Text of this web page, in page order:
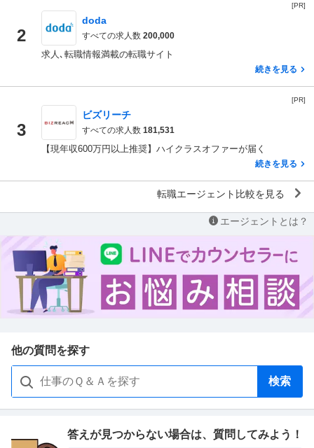
[PR]
2
doda
すべての求人数 200,000
求人､転職情報満載の転職サイト
続きを見る
[PR]
3
ビズリーチ
すべての求人数 181,531
【現年収600万円以上推奨】ハイクラスオファーが届く
続きを見る
転職エージェント比較を見る
エージェントとは？
他の質問を探す
検索
答えが見つからない場合は、 質問してみよう！